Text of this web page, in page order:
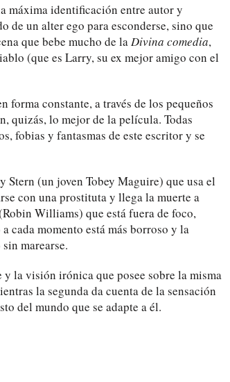
máxima identificación entre autor y
de un alter ego para esconderse, sino que
que bebe mucho de laDivina comedia,
(que es Larry, su ex mejor amigo con el
constante, a través de los pequeños
quizás, lo mejor de la película. Todas
fobias y fantasmas de este escritor y se
Stern (un joven Tobey Maguire) que usa el
con una prostituta y llega la muerte a
Williams) que está fuera de foco,
cada momento está más borroso y la
marearse.
la visión irónica que posee sobre la misma
la segunda da cuenta de la sensación
del mundo que se adapte a él.